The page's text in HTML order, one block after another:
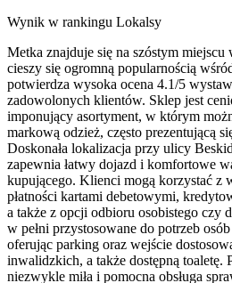
Wynik w rankingu Lokalsy
Metka znajduje się na szóstym
cieszy się ogromną popularnością
potwierdza wysoka ocena 4.1/5
zadowolonych klientów. Sklep jest
imponujący asortyment, w którym
markową odzież, często prezentującą
Doskonała lokalizacja przy ulicy
zapewnia łatwy dojazd i komfortowe
kupującego. Klienci mogą korzystać z
płatności kartami debetowymi,
a także z opcji odbioru osobistego czy
w pełni przystosowane do potrzeb
oferując parking oraz wejście
inwalidzkich, a także dostępną toaletę.
niezwykle miła i pomocna obsługa